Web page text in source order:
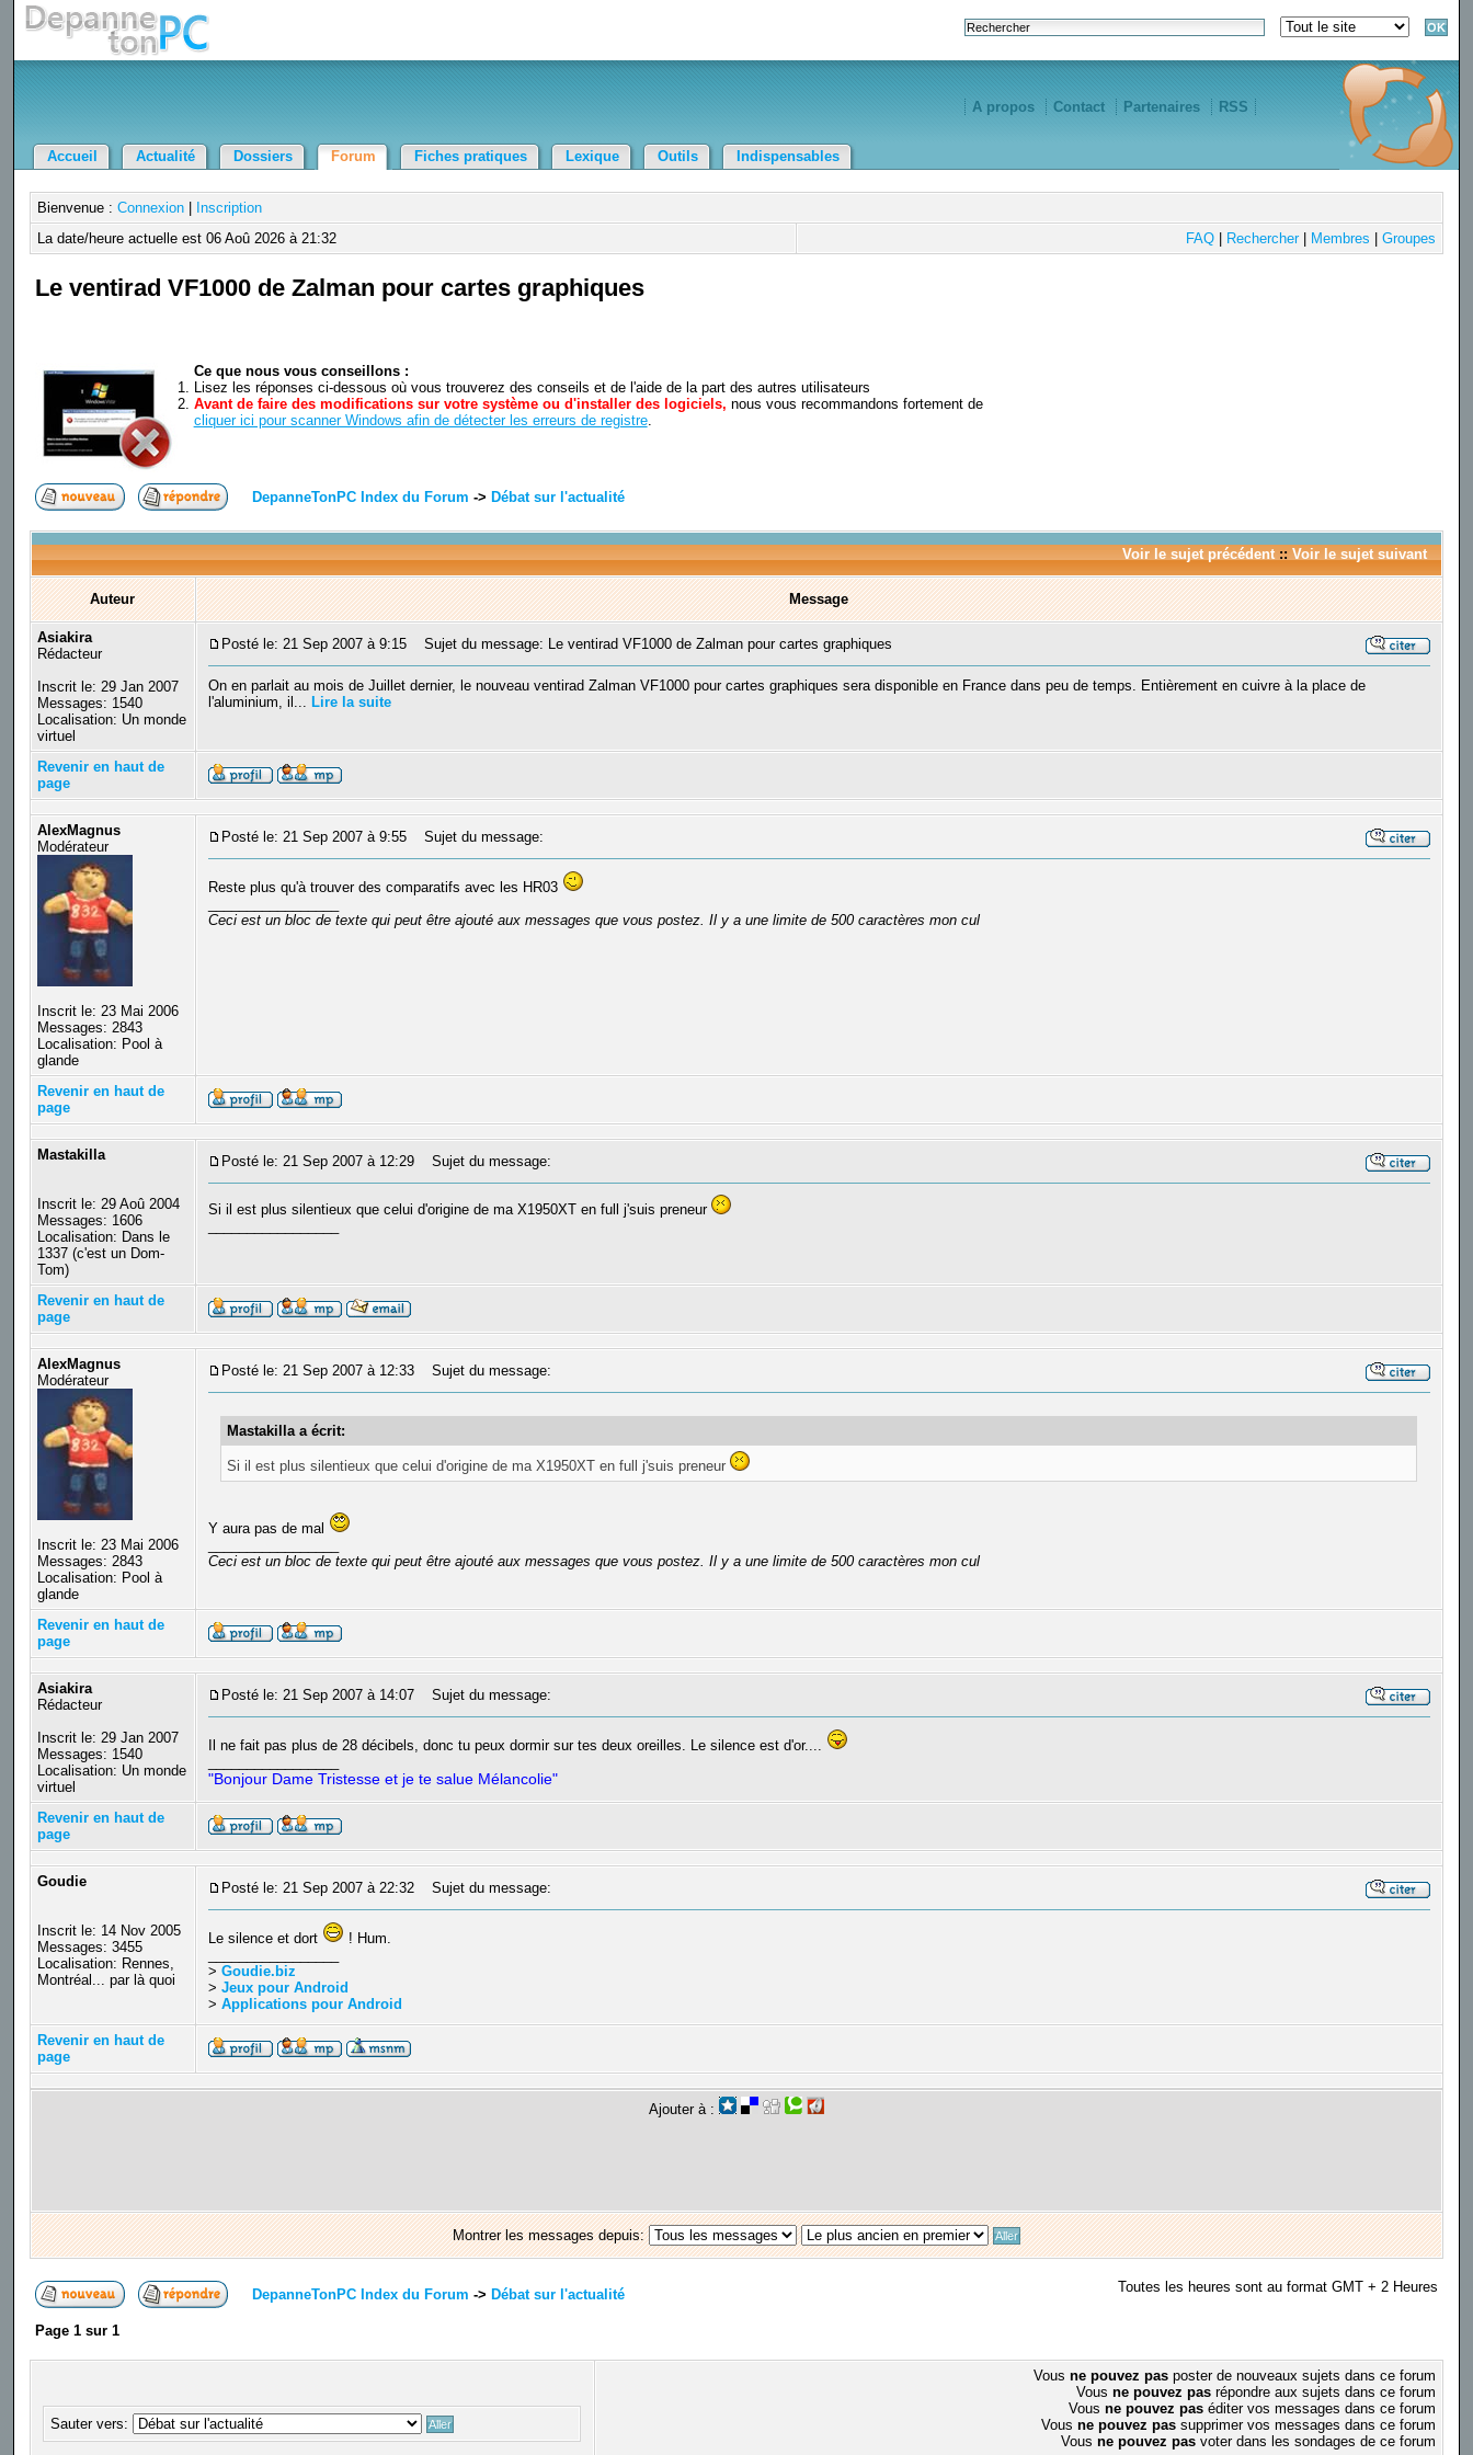
A propos Contact Partenaires RSS
Accueil Actualité Dossiers Forum Fiches pratiques Lexique Outils Indispensables
Bienvenue : Connexion|
Inscription
La date/heure actuelle est 06 Aoû 2026 à 21:32
FAQ| Rechercher| Membres Groupes
Le ventirad VF1000 de Zalman pour cartes graphiques
Ce que nous vous conseillons :
Lisez les réponses ci-dessous où vous trouverez des conseils et de l'aide de la part des autres utilisateurs
Avant de faire des modifications sur votre système ou d'installer des logiciels, nous vous recommandons fortement de
cliquer ici pour scanner Windows afin de détecter les erreurs de registre.
DepanneTonPC Index du Forum -> Débat sur l'actualité
Voir le sujet précédent:: Voir le sujet suivant
Auteur Message
Asiakira
Rédacteur
Inscrit le: 29 Jan 2007
Messages: 1540
Localisation: Un monde
virtuel
Posté le: 21 Sep 2007 à 9:15 Sujet du message: Le ventirad VF1000 de Zalman pour cartes graphiques
On en parlait au mois de Juillet dernier, le nouveau ventirad Zalman VF1000 pour cartes graphiques sera disponible en France dans peu de temps. Entièrement en cuivre à la place de
l'aluminium, il... Lire la suite
Revenir en haut de
page
AlexMagnus
Modérateur
Inscrit le: 23 Mai 2006
Messages: 2843
Localisation: Pool à
glande
Posté le: 21 Sep 2007 à 9:55 Sujet du message:
Reste plus qu'à trouver des comparatifs avec les HR03
Ceci est un bloc de texte qui peut être ajouté aux messages que vous postez. Il y a une limite de 500 caractères mon cul
Revenir en haut de
page
Mastakilla
Inscrit le: 29 Aoû 2004
Messages: 1606
Localisation: Dans le
1337 (c'est un Dom-
Tom)
Posté le: 21 Sep 2007 à 12:29 Sujet du message:
Si il est plus silentieux que celui d'origine de ma X1950XT en full j'suis preneur
Revenir en haut de
page
AlexMagnus
Modérateur
Inscrit le: 23 Mai 2006
Messages: 2843
Localisation: Pool à
glande
Posté le: 21 Sep 2007 à 12:33 Sujet du message:
Mastakilla a écrit:
Si il est plus silentieux que celui d'origine de ma X1950XT en full j'suis preneur
Y aura pas de mal
Ceci est un bloc de texte qui peut être ajouté aux messages que vous postez. Il y a une limite de 500 caractères mon cul
Revenir en haut de
page
Asiakira
Rédacteur
Inscrit le: 29 Jan 2007
Messages: 1540
Localisation: Un monde
virtuel
Posté le: 21 Sep 2007 à 14:07 Sujet du message:
Il ne fait pas plus de 28 décibels, donc tu peux dormir sur tes deux oreilles. Le silence est d'or....
"Bonjour Dame Tristesse et je te salue Mélancolie"
Revenir en haut de
page
Goudie
Inscrit le: 14 Nov 2005
Messages: 3455
Localisation: Rennes,
Montréal... par là quoi
Posté le: 21 Sep 2007 à 22:32 Sujet du message:
Le silence et dort
! Hum.
> Goudie.biz
> Jeux pour Android
> Applications pour Android
Revenir en haut de
page
Ajouter à :
Montrer les messages depuis:
DepanneTonPC Index du Forum -> Débat sur l'actualité Toutes les heures sont au format GMT + 2 Heures
Page 1sur 1
Sauter vers:
Vous ne pouvez pasposter de nouveaux sujets dans ce forum
Vous ne pouvez pasrépondre aux sujets dans ce forum
Vous ne pouvez paséditer vos messages dans ce forum
Vous ne pouvez passupprimer vos messages dans ce forum
Vous ne pouvez pasvoter dans les sondages de ce forum